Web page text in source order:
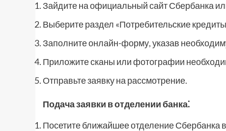
Зайдите на официальный сайт Сбербанка
Выберите раздел «Потребительские
Заполните онлайн-форму, указав
Приложите сканы или фотографии
Отправьте заявку на рассмотрение.
Подача заявки в отделении банка⁚
Посетите ближайшее отделение Сбербанка